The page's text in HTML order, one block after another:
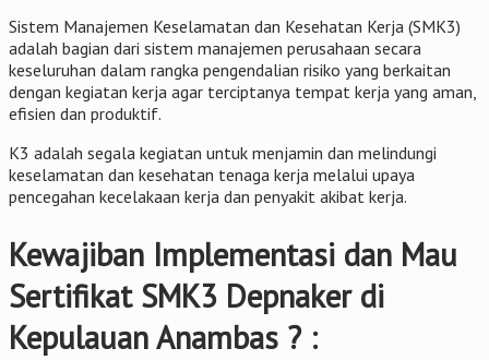
Sistem Manajemen Keselamatan dan Kesehatan Kerja (SMK3)
adalah bagian dari sistem manajemen perusahaan secara
keseluruhan dalam rangka pengendalian risiko yang berkaitan
dengan kegiatan kerja agar terciptanya tempat kerja yang aman,
efisien dan produktif.
K3 adalah segala kegiatan untuk menjamin dan melindungi
keselamatan dan kesehatan tenaga kerja melalui upaya
pencegahan kecelakaan kerja dan penyakit akibat kerja.
Kewajiban Implementasi dan Mau
Sertifikat SMK3 Depnaker di
Kepulauan Anambas ? :